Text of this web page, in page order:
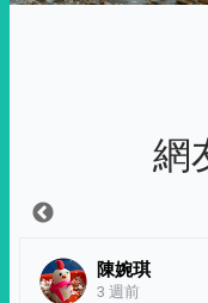
網
陳婉琪
3 週前